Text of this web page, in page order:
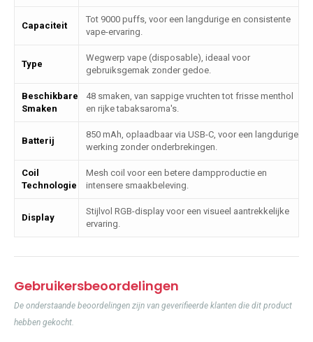
Capaciteit
Tot 9000 puffs, voor een langdurige en consistente
vape-ervaring.
Type
Wegwerp vape (disposable), ideaal voor
gebruiksgemak zonder gedoe.
Beschikbare
Smaken
48 smaken, van sappige vruchten tot frisse menthol
en rijke tabaksaroma's.
Batterij
850 mAh, oplaadbaar via USB-C, voor een langdurige
werking zonder onderbrekingen.
Coil
Technologie
Mesh coil voor een betere dampproductie en
intensere smaakbeleving.
Display
Stijlvol RGB-display voor een visueel aantrekkelijke
ervaring.
Gebruikersbeoordelingen
De onderstaande beoordelingen zijn van geverifieerde klanten die dit product
hebben gekocht.